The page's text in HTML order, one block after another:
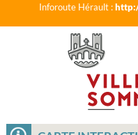
Inforoute Hérault :